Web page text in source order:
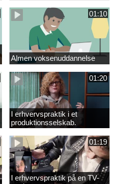
01:10
Almen voksenuddannelse
01:20
I erhvervspraktik i et
produktionsselskab.
01:19
I erhvervspraktik på en TV-